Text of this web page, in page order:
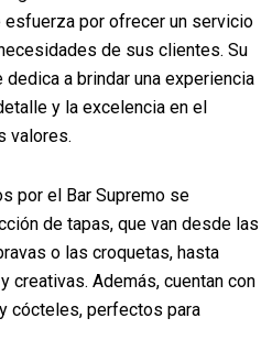
por ofrecer un servicio
de sus clientes. Su
a brindar una experiencia
y la excelencia en el
valores.
por el Bar Supremo se
de tapas, que van desde las
o las croquetas, hasta
creativas. Además, cuentan con
cócteles, perfectos para